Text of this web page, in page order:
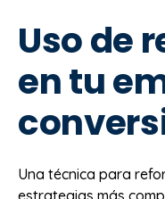
Uso de
en tu
Una técnica para
estrategias más